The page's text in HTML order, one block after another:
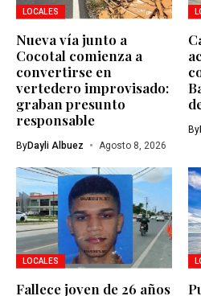
LOCALES
Nueva vía junto a
Cocotal comienza a
convertirse en
vertedero improvisado:
graban presunto
responsable
ByDayli Albuez Agosto 8, 2026
By
LOCALES
Fallece joven de 26 años